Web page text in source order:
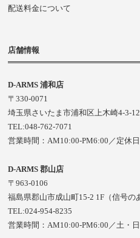
配送料金について
店舗情報
D-ARMS 浦和店
〒330-0071
埼玉県さいたま市浦和区上木崎4-3-12
TEL:048-762-7071
営業時間：AM10:00-PM6:00／定休
D-ARMS 郡山店
〒963-0106
福島県郡山市成山町15-2 1F（信号の
TEL:024-954-8235
営業時間：AM10:00-PM6:00／土・